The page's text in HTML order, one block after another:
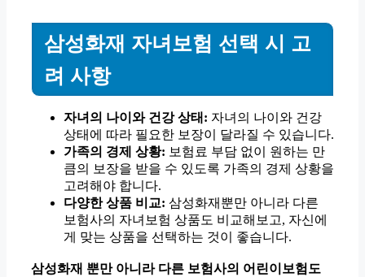
삼성화재 자녀보험 선택 시 고
려 사항
자녀의 나이와 건강 상태: 자녀의 나이와 건강
상태에 따라 필요한 보장이 달라질 수 있습니다.
가족의 경제 상황: 보험료 부담 없이 원하는 만
큼의 보장을 받을 수 있도록 가족의 경제 상황을
고려해야 합니다.
다양한 상품 비교: 삼성화재뿐만 아니라 다른
보험사의 자녀보험 상품도 비교해보고, 자신에
게 맞는 상품을 선택하는 것이 좋습니다.
삼성화재 뿐만 아니라 다른 보험사의 어린이보험도